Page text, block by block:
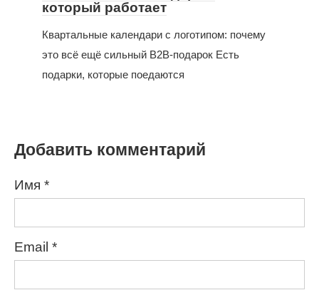
который работает
Квартальные календари с логотипом: почему
это всё ещё сильный B2B-подарок Есть
подарки, которые поедаются
Добавить комментарий
Имя *
Email *